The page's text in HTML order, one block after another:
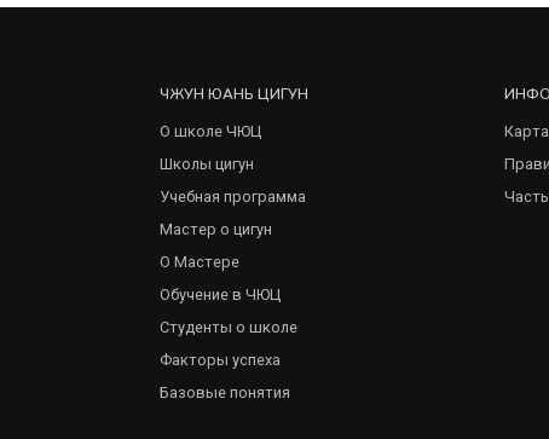
ЧЖУН ЮАНЬ ЦИГУН
О школе ЧЮЦ
Школы цигун
Учебная программа
Мастер о цигун
О Мастере
Обучение в ЧЮЦ
Студенты о школе
Факторы успеха
Базовые понятия